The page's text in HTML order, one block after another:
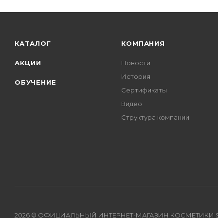
КАТАЛОГ
АКЦИИ
ОБУЧЕНИЕ
КОМПАНИЯ
Новости
История
Сертификаты
Видео
Структура компании
2026 © ОФИЦИАЛЬНЫЙ ИНТЕРНЕТ-МАГАЗИН КОСМЕТИКИ